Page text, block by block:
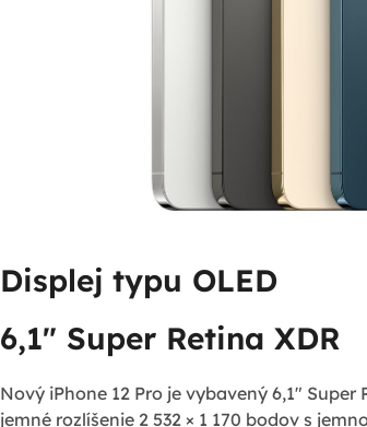
Displej typu OLED
6,1" Super Retina XDR
Nový iPhone 12 Pro je vybavený 6,1"
jemné rozlíšenie 2 532 × 1 170 bodov s